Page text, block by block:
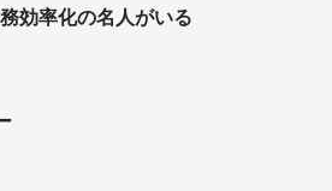
効率化の名人がいる